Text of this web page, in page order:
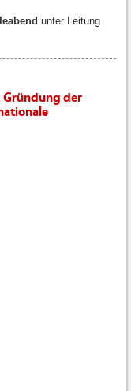
unter Leitung
Gründung der